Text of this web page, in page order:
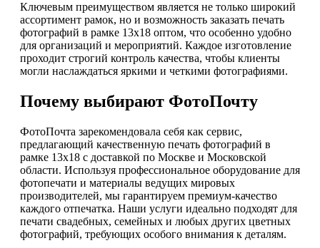
Ключевым преимуществом является не только широкий
ассортимент рамок, но и возможность заказать печать
фотографий в рамке 13х18 оптом, что особенно удобно
для организаций и мероприятий. Каждое изготовление
проходит строгий контроль качества, чтобы клиенты
могли наслаждаться яркими и четкими фотографиями.
Почему выбирают ФотоПочту
ФотоПочта зарекомендовала себя как сервис,
предлагающий качественную печать фотографий в
рамке 13х18 с доставкой по Москве и Московской
области. Используя профессиональное оборудование для
фотопечати и материалы ведущих мировых
производителей, мы гарантируем премиум-качество
каждого отпечатка. Наши услуги идеально подходят для
печати свадебных, семейных и любых других цветных
фотографий, требующих особого внимания к деталям.